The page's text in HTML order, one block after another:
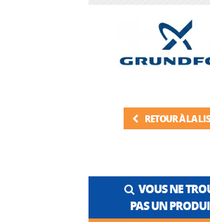
RETOUR À LA
VOUS NE
PAS UN